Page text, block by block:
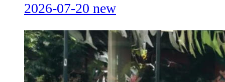
2026-07-20 new